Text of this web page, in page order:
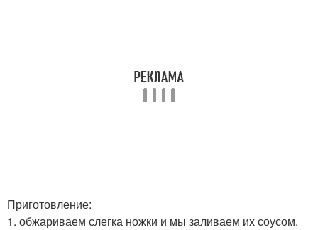
Приготовление:
1. обжариваем слегка ножки и мы заливаем их соусом.